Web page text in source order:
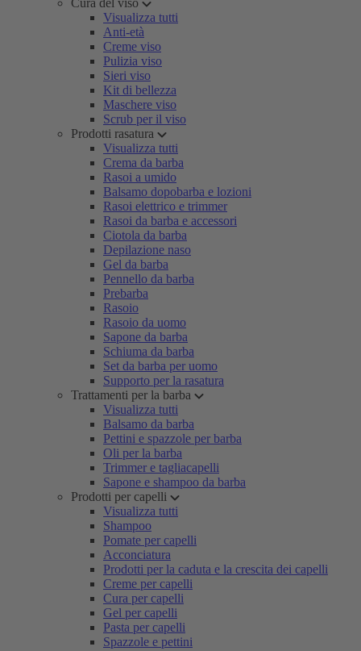
Cura del viso
Visualizza tutti
Anti-età
Creme viso
Pulizia viso
Sieri viso
Kit di bellezza
Maschere viso
Scrub per il viso
Prodotti rasatura
Visualizza tutti
Crema da barba
Rasoi a umido
Balsamo dopobarba e lozioni
Rasoi elettrico e trimmer
Rasoi da barba e accessori
Ciotola da barba
Depilazione naso
Gel da barba
Pennello da barba
Prebarba
Rasoio
Rasoio da uomo
Sapone da barba
Schiuma da barba
Set da barba per uomo
Supporto per la rasatura
Trattamenti per la barba
Visualizza tutti
Balsamo da barba
Pettini e spazzole per barba
Oli per la barba
Trimmer e tagliacapelli
Sapone e shampoo da barba
Prodotti per capelli
Visualizza tutti
Shampoo
Pomate per capelli
Acconciatura
Prodotti per la caduta e la crescita dei capelli
Creme per capelli
Cura per capelli
Gel per capelli
Pasta per capelli
Spazzole e pettini